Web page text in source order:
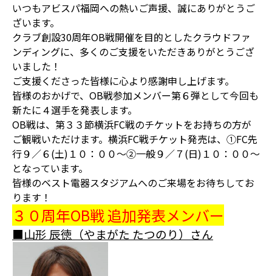
いつもアビスパ福岡への熱いご声援、誠にありがとうご
ざいます。
クラブ創設30周年OB戦開催を目的としたクラウドファ
ンディングに、多くのご支援をいただきありがとうござ
いました！
ご支援くださった皆様に心より感謝申し上げます。
皆様のおかげで、OB戦参加メンバー第６弾として今回も
新たに４選手を発表します。
OB戦は、第３３節横浜FC戦のチケットをお持ちの方が
ご観戦いただけます。横浜FC戦チケット発売は、①FC先
行９／６(土)１０：００～②一般９／７(日)１０：００～
となっています。
皆様のベスト電器スタジアムへのご来場をお待ちしてお
ります！
３０周年OB戦 追加発表メンバー
■山形 辰徳（やまがた たつのり）さん